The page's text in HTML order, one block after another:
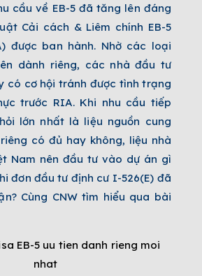
cầu về EB-5 đã tăng lên đáng
Cải cách & Liêm chính EB-5
được ban hành. Nhờ các loại
dành riêng, các nhà đầu tư
có cơ hội tránh được tình trạng
trước RIA. Khi nhu cầu tiếp
lớn nhất là liệu nguồn cung
có đủ hay không, liệu nhà
Nam nên đầu tư vào dự án gì
đơn đầu tư định cư I-526(E) đã
Cùng CNW tìm hiểu qua bài